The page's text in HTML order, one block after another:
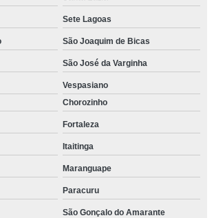
Sete Lagoas
São Joaquim de Bicas
São José da Varginha
Vespasiano
Chorozinho
Fortaleza
Itaitinga
Maranguape
Paracuru
São Gonçalo do Amarante